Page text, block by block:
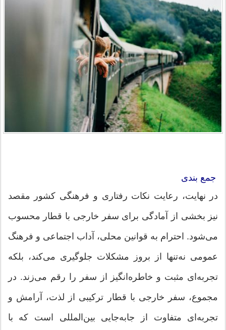
جمع ‌بندی
در نهایت، رعایت نکات رفتاری و فرهنگی کشور مقصد
نیز بخشی از آمادگی برای سفر خارجی با قطار محسوب
می‌شود. احترام به قوانین محلی، آداب اجتماعی و فرهنگ
عمومی نه‌تنها از بروز مشکلات جلوگیری می‌کند، بلکه
تجربه‌ای مثبت و خاطره‌انگیز از سفر را رقم می‌زند. در
مجموع، سفر خارجی با قطار ترکیبی از لذت، آرامش و
تجربه‌ای متفاوت از جابه‌جایی بین‌المللی است که با